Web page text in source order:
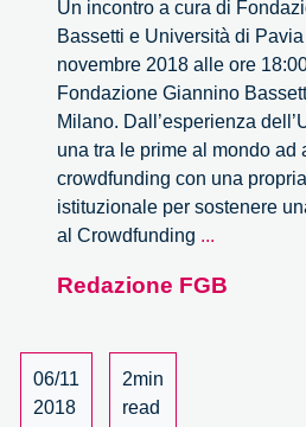
Un incontro a cura di
Bassetti e Università di
novembre 2018 alle ore
Fondazione Giannino
Milano. Dall’esperienza
una tra le prime al mondo ad
crowdfunding con una
istituzionale per sostenere
al Crowdfunding ...
Redazione FGB
06/11
2018
2min
read